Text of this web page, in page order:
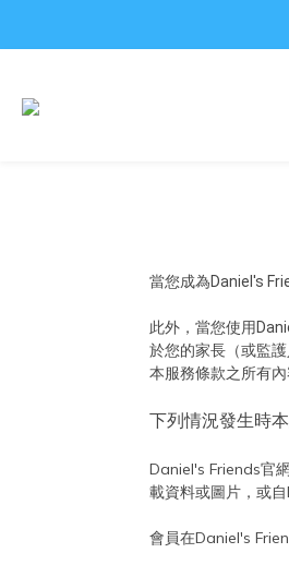
當您成為Daniel's
此外，當您使用
於您的家長（或監
本服務條款之所有內
下列情況發生時
Daniel's Friends官
載資料或圖片，或
會員在Daniel's